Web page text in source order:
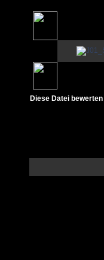
Diese Datei bewerten